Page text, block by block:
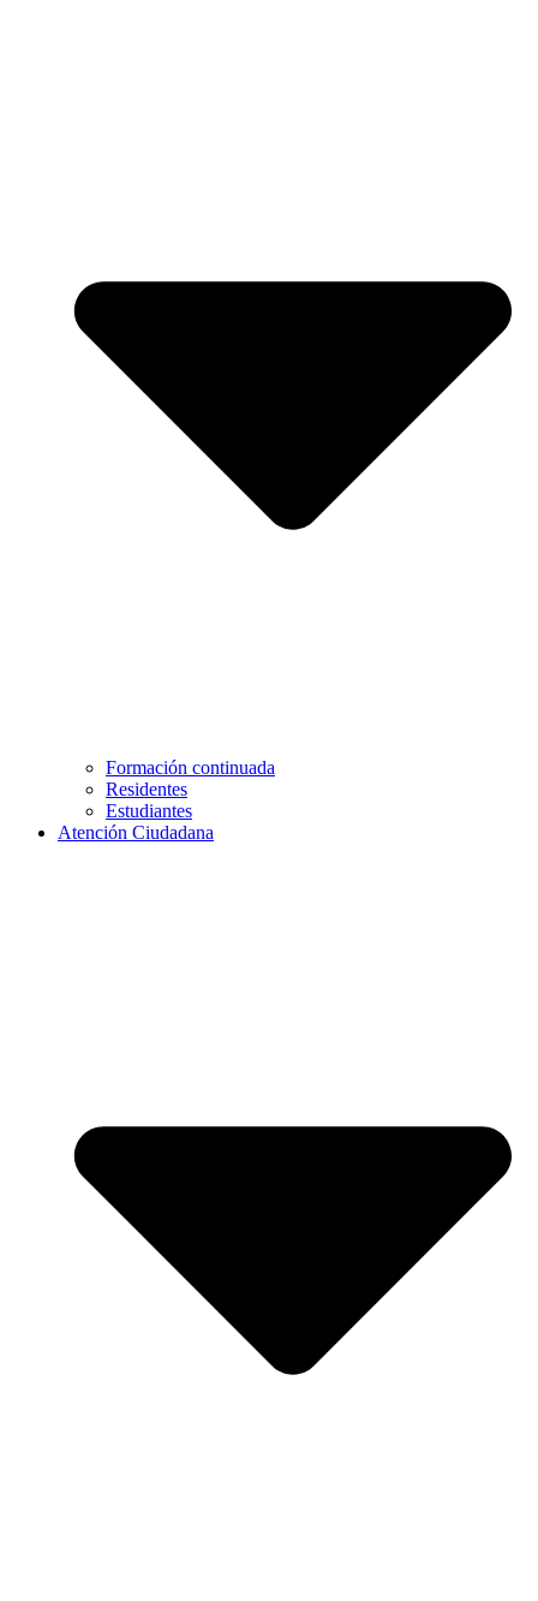
Formación continuada
Residentes
Estudiantes
Atención Ciudadana